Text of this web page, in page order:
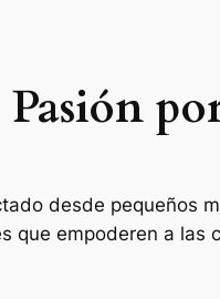
Pasión
desde pequeños
que empoderen a las